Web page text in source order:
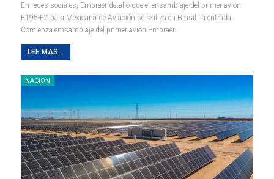
En redes sociales, Embraer detalló que el ensamblaje del primer avión
E195-E2 para Mexicana de Aviación se realiza en Brasil La entrada
Comienza emsamblaje del primer avión Embraer…
LEE MAS...
NACIÓN